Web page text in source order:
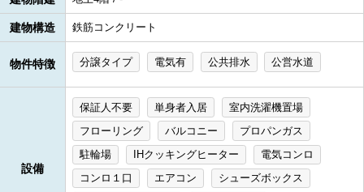
建物構造 鉄筋コンクリート
物件特徴 分譲タイプ 電気有 公共排水 公営水道
設備
保証人不要 単身者入居
室内洗濯機置場
フローリング
バルコニー
プロパンガス
駐輪場
IHクッキングヒーター
電気コンロ
コンロ１口
エアコン
シューズボックス